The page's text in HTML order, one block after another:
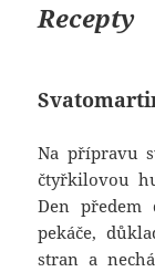
Recepty
Na přípravu
čtyřkilovou
Den předem
pekáče,
stran a